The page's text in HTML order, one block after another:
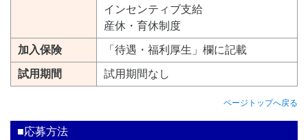
インセンティブ支給
産休・育休制度
加入保険 「待遇・福利厚生」欄に記載
試用期間 試用期間なし
ページトップへ戻る
■応募方法